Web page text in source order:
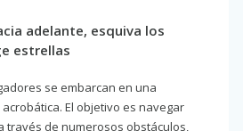
adelante, esquiva los
estrellas
se embarcan en una
El objetivo es navegar
través de numerosos obstáculos,